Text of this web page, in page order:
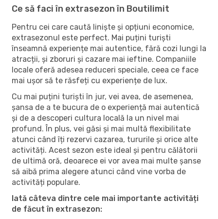
Ce să faci în extrasezon în Boutilimit
Pentru cei care caută liniște și opțiuni economice,
extrasezonul este perfect. Mai puțini turiști
înseamnă experiențe mai autentice, fără cozi lungi la
atracții, și zboruri și cazare mai ieftine. Companiile
locale oferă adesea reduceri speciale, ceea ce face
mai ușor să te răsfeți cu experiențe de lux.
Cu mai puțini turiști în jur, vei avea, de asemenea,
șansa de a te bucura de o experiență mai autentică
și de a descoperi cultura locală la un nivel mai
profund. În plus, vei găsi și mai multă flexibilitate
atunci când îți rezervi cazarea, tururile și orice alte
activități. Acest sezon este ideal și pentru călătorii
de ultimă oră, deoarece ei vor avea mai multe șanse
să aibă prima alegere atunci când vine vorba de
activități populare.
Iată câteva dintre cele mai importante activități
de făcut în extrasezon: